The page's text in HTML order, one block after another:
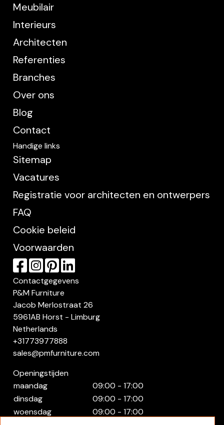
Meubilair
Interieurs
Architecten
Referenties
Branches
Over ons
Blog
Contact
Handige links
Sitemap
Vacatures
Registratie voor architecten en ontwerpers
FAQ
Cookie beleid
Voorwaarden
Contactgegevens
P&M Furniture
Jacob Merlostraat 26
5961AB Horst - Limburg
Netherlands
+31773977888
sales@pmfurniture.com
Openingstijden
maandag
09:00 - 17:00
dinsdag
09:00 - 17:00
woensdag
09:00 - 17:00